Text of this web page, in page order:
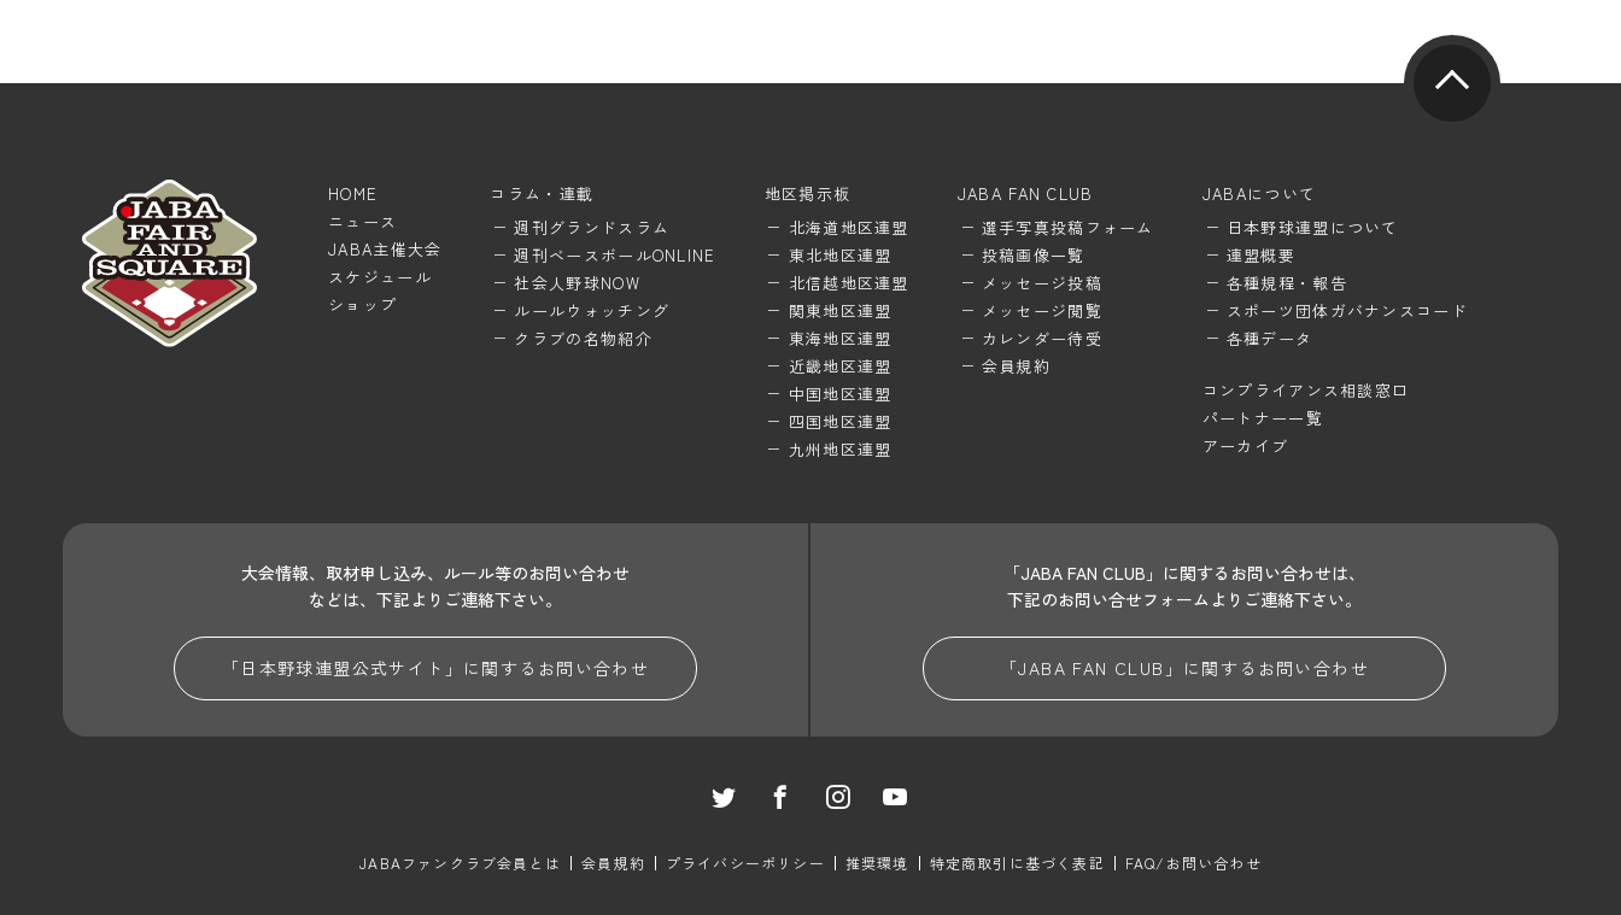
HOME
ニュース
JABA主催大会
スケジュール
ショップ
コラム・連載
週刊グランドスラム
週刊ベースボールONLINE
社会人野球NOW
ルールウォッチング
クラブの名物紹介
地区掲示板
北海道地区連盟
東北地区連盟
北信越地区連盟
関東地区連盟
東海地区連盟
近畿地区連盟
中国地区連盟
四国地区連盟
九州地区連盟
JABA FAN CLUB
選手写真投稿フォーム
投稿画像一覧
メッセージ投稿
メッセージ閲覧
カレンダー待受
会員規約
JABAについて
日本野球連盟について
連盟概要
各種規程・報告
スポーツ団体ガバナンスコード
各種データ
コンプライアンス相談窓口
パートナー一覧
アーカイブ
大会情報、取材申し込み、ルール等のお問い合わせ
などは、下記よりご連絡下さい。
「日本野球連盟公式サイト」に関する お問い合わせ
「JABA FAN CLUB」に関するお問い合わせは、
下記のお問い合せフォームよりご連絡下さい。
「JABA FAN CLUB」に関する お問い合わせ
JABAファンクラブ会員とは 会員規約 プライバシーポリシー 推奨環境 特定商取引に基づく表記 FAQ/お問い合わせ